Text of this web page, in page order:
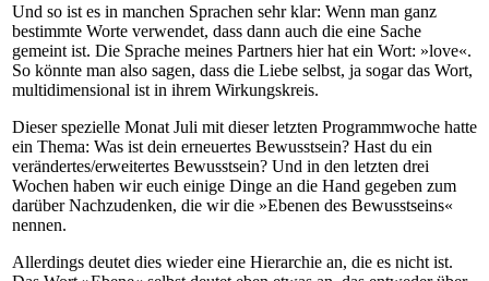
Und so ist es in manchen Sprachen sehr klar: Wenn man ganz
bestimmte Worte verwendet, dass dann auch die eine Sache
gemeint ist. Die Sprache meines Partners hier hat ein Wort: »love«.
So könnte man also sagen, dass die Liebe selbst, ja sogar das Wort,
multidimensional ist in ihrem Wirkungskreis.
Dieser spezielle Monat Juli mit dieser letzten Programmwoche hatte
ein Thema: Was ist dein erneuertes Bewusstsein? Hast du ein
verändertes/erweitertes Bewusstsein? Und in den letzten drei
Wochen haben wir euch einige Dinge an die Hand gegeben zum
darüber Nachzudenken, die wir die »Ebenen des Bewusstseins«
nennen.
Allerdings deutet dies wieder eine Hierarchie an, die es nicht ist.